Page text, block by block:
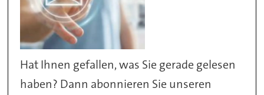
Hat Ihnen gefallen, was Sie gerade gelesen
haben? Dann abonnieren Sie unseren